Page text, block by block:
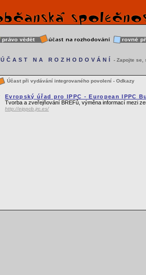
ÚČAST NA ROZHODOVÁNÍ - Zapojte se,
Účast při vydávání integrovaného povolení - Odkazy
Evropský úřad pro IPPC - European IPPC
Tvorba a zveřejňování BREFů, výměna informací mezi
http://eippcb.jrc.es/